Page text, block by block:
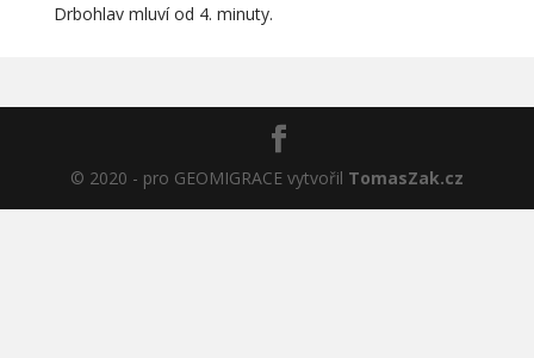
Drbohlav mluví od 4. minuty.
© 2020 - pro GEOMIGRACE vytvořil TomasZak.cz